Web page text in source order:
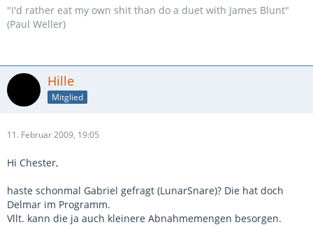
"I'd rather eat my own shit than do a duet with James Blunt"
(Paul Weller)
Hille
Mitglied
11. Februar 2009, 19:05
Hi Chester,
haste schonmal Gabriel gefragt (LunarSnare)? Die hat doch
Delmar im Programm.
Vllt. kann die ja auch kleinere Abnahmemengen besorgen.